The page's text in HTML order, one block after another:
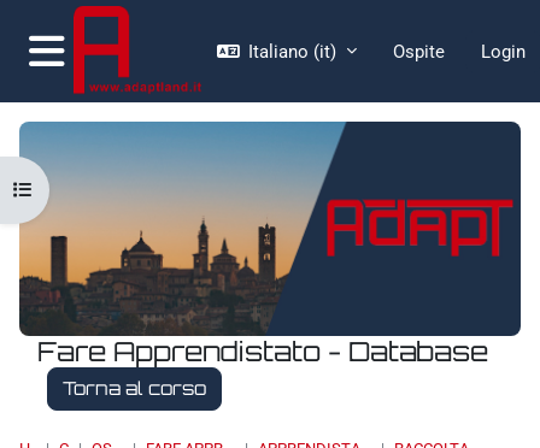
Vai al contenuto principale
Pannello laterale
Italiano ‎(it)‎ Ospite Login
Fare Apprendistato - Database
Torna al corso
Apri indice del corso